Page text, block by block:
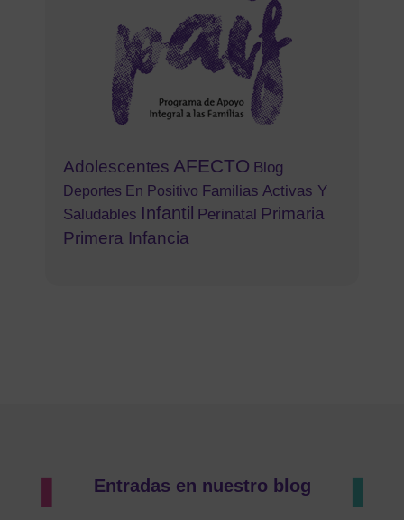
Adolescentes AFECTO Blog
Deportes En Positivo Familias Activas Y
Saludables Infantil Perinatal Primaria
Primera Infancia
Entradas en nuestro blog